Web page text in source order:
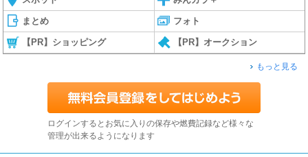
まとめ フォト
【PR】ショッピング 【PR】オークション
もっと見る
ログインするとお気に入りの保存や燃費記録など様々な
管理が出来るようになります